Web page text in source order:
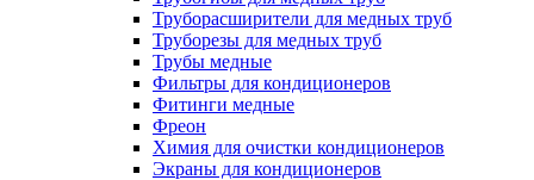
Труборасширители для медных труб
Труборезы для медных труб
Трубы медные
Фильтры для кондиционеров
Фитинги медные
Фреон
Химия для очистки кондиционеров
Экраны для кондиционеров